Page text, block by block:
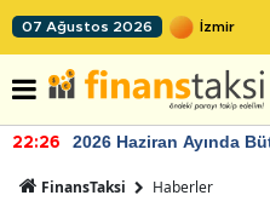
07 Ağustos 2026
22:26 2026 Haziran Ayında
FinansTaksi Haberler